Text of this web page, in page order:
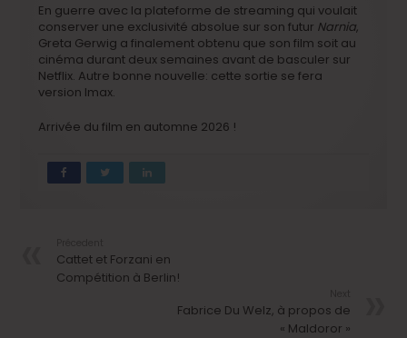
En guerre avec la plateforme de streaming qui voulait
conserver une exclusivité absolue sur son futur Narnia,
Greta Gerwig a finalement obtenu que son film soit au
cinéma durant deux semaines avant de basculer sur
Netflix. Autre bonne nouvelle: cette sortie se fera
version Imax.
Arrivée du film en automne 2026 !
Cattet et Forzani en
Compétition à Berlin!
Fabrice Du Welz, à propos de
« Maldoror »